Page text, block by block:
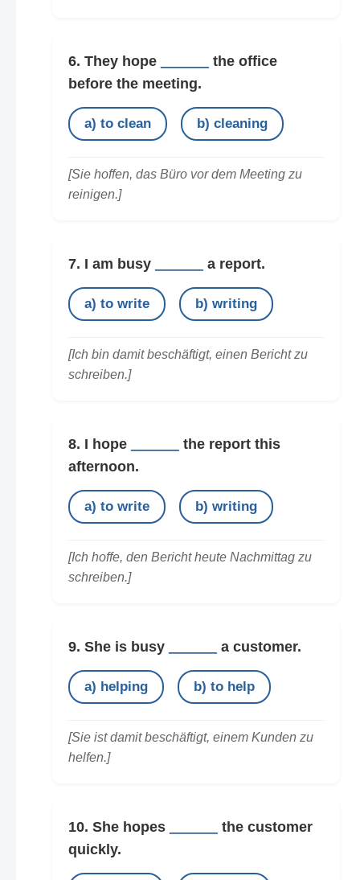
6. They hope
the office
before the meeting.
a) to clean b) cleaning
[Sie hoffen, das Büro vor dem Meeting zu
reinigen.]
7. I am busy a report.
a) to write b) writing
[Ich bin damit beschäftigt, einen Bericht zu
schreiben.]
8. I hope
the report this
afternoon.
a) to write b) writing
[Ich hoffe, den Bericht heute Nachmittag zu
schreiben.]
9. She is busy a customer.
a) helping b) to help
[Sie ist damit beschäftigt, einem Kunden zu
helfen.]
10. She hopes
the customer
quickly.